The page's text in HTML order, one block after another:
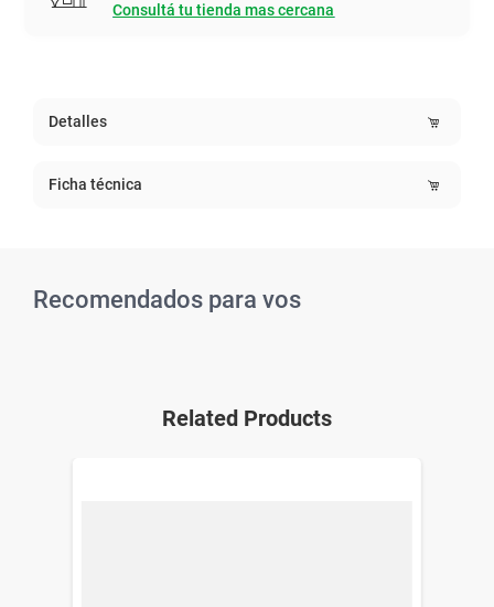
Consultá tu tienda mas cercana
Detalles
Ficha técnica
Recomendados para vos
Related Products